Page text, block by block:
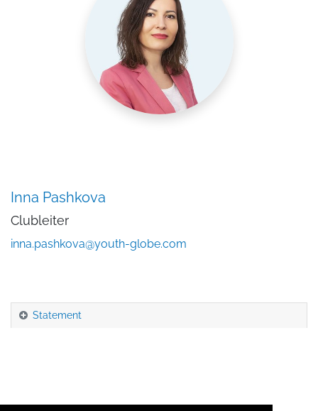
Inna Pashkova
Clubleiter
inna.pashkova@youth-globe.com
Statement